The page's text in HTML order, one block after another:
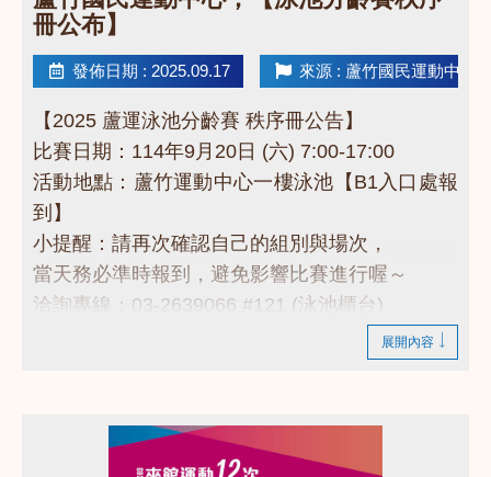
冊公布】
發佈日期 : 2025.09.17 來源 : 蘆竹國民運動中心
【2025 蘆運泳池分齡賽 秩序冊公告】
比賽日期：114年9月20日 (六) 7:00-17:00
活動地點：蘆竹運動中心一樓泳池【B1入口處報
到】
小提醒：請再次確認自己的組別與場次，
當天務必準時報到，避免影響比賽進行喔～
洽詢專線：03-2639066 #121 (泳池櫃台)
usp=drive_link
------------------------------------------
展開內容